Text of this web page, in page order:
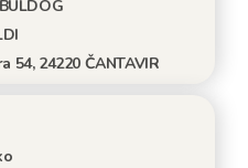
54, 24220 ČANTAVIR